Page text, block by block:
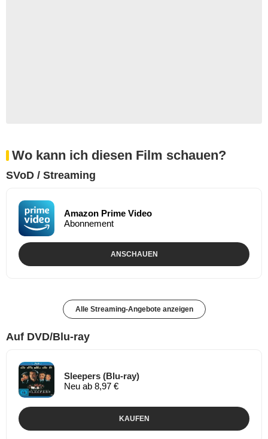
Wo kann ich diesen Film schauen?
SVoD / Streaming
Amazon Prime Video
Abonnement
ANSCHAUEN
Alle Streaming-Angebote anzeigen
Auf DVD/Blu-ray
Sleepers (Blu-ray)
Neu ab 8,97 €
KAUFEN